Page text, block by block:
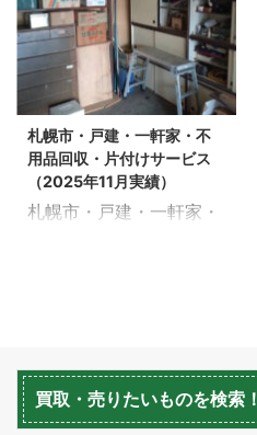
札幌市・戸建・一軒家・不
用品回収・片付けサービス
（2025年11月実績）
札幌市・戸建・一軒家・
ております。今回は、札
幌市厚別区で片付け作業
を環境事業公社とさせて
買取・売りたいものを検索！